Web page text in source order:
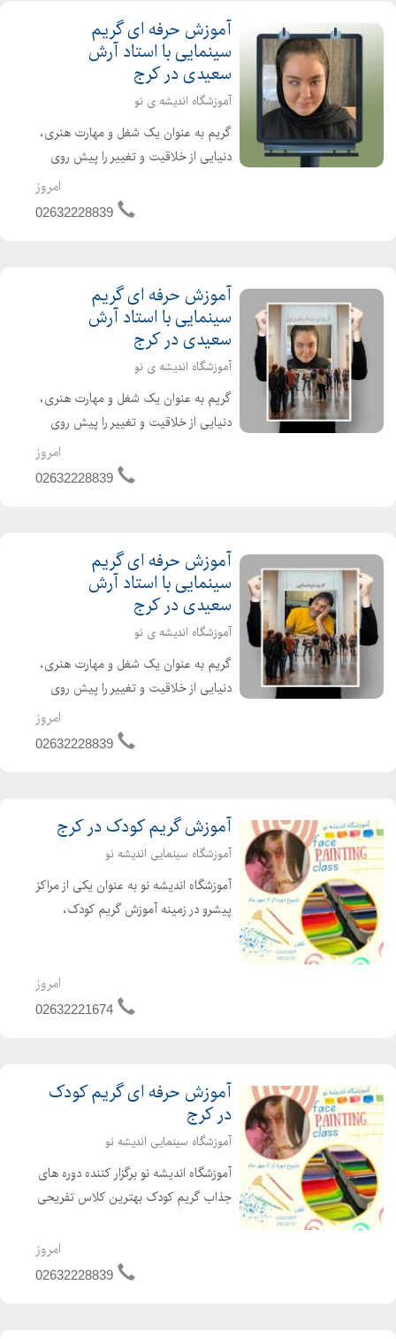
آموزش حرفه ای گریم
سینمایی با استاد آرش
سعیدی در کرج
آموزشگاه اندیشه ی نو
گریم به عنوان یک شغل و مهارت هنری،
دنیایی از خلاقیت و تغییر را پیش روی
هنرمندان قرار میدهد. این حرفه، با ترکیب
دانش رنگ، نور، فرم و آناتومی صورت،
امروز
02632228839
آموزش حرفه ای گریم
سینمایی با استاد آرش
سعیدی در کرج
آموزشگاه اندیشه ی نو
گریم به عنوان یک شغل و مهارت هنری،
دنیایی از خلاقیت و تغییر را پیش روی
هنرمندان قرار میدهد. این حرفه، با ترکیب
دانش رنگ، نور، فرم و آناتومی صورت،
امروز
02632228839
آموزش حرفه ای گریم
سینمایی با استاد آرش
سعیدی در کرج
آموزشگاه اندیشه ی نو
گریم به عنوان یک شغل و مهارت هنری،
دنیایی از خلاقیت و تغییر را پیش روی
هنرمندان قرار میدهد. این حرفه، با ترکیب
دانش رنگ، نور، فرم و آناتومی صورت،
امروز
02632228839
آموزش گریم کودک در کرج
آموزشگاه سینمایی اندیشه نو
آموزشگاه اندیشه نو به عنوان یکی از مراکز
پیشرو در زمینه آموزش گریم کودک،
دورههای آموزشی، شما به صورت عملی و
جذاب با جدیدترین و ...
امروز
02632221674
آموزش حرفه ای گریم کودک
در کرج
آموزشگاه سینمایی اندیشه نو
آموزشگاه اندیشه نو برگزار کننده دوره های
جذاب گریم کودک بهترین کلاس تفریحی
کودکانه و فانتزی صورت بیش از 15 مدل
گریم های هالووینی و اکسپرسیون همراه
امروز
02632228839